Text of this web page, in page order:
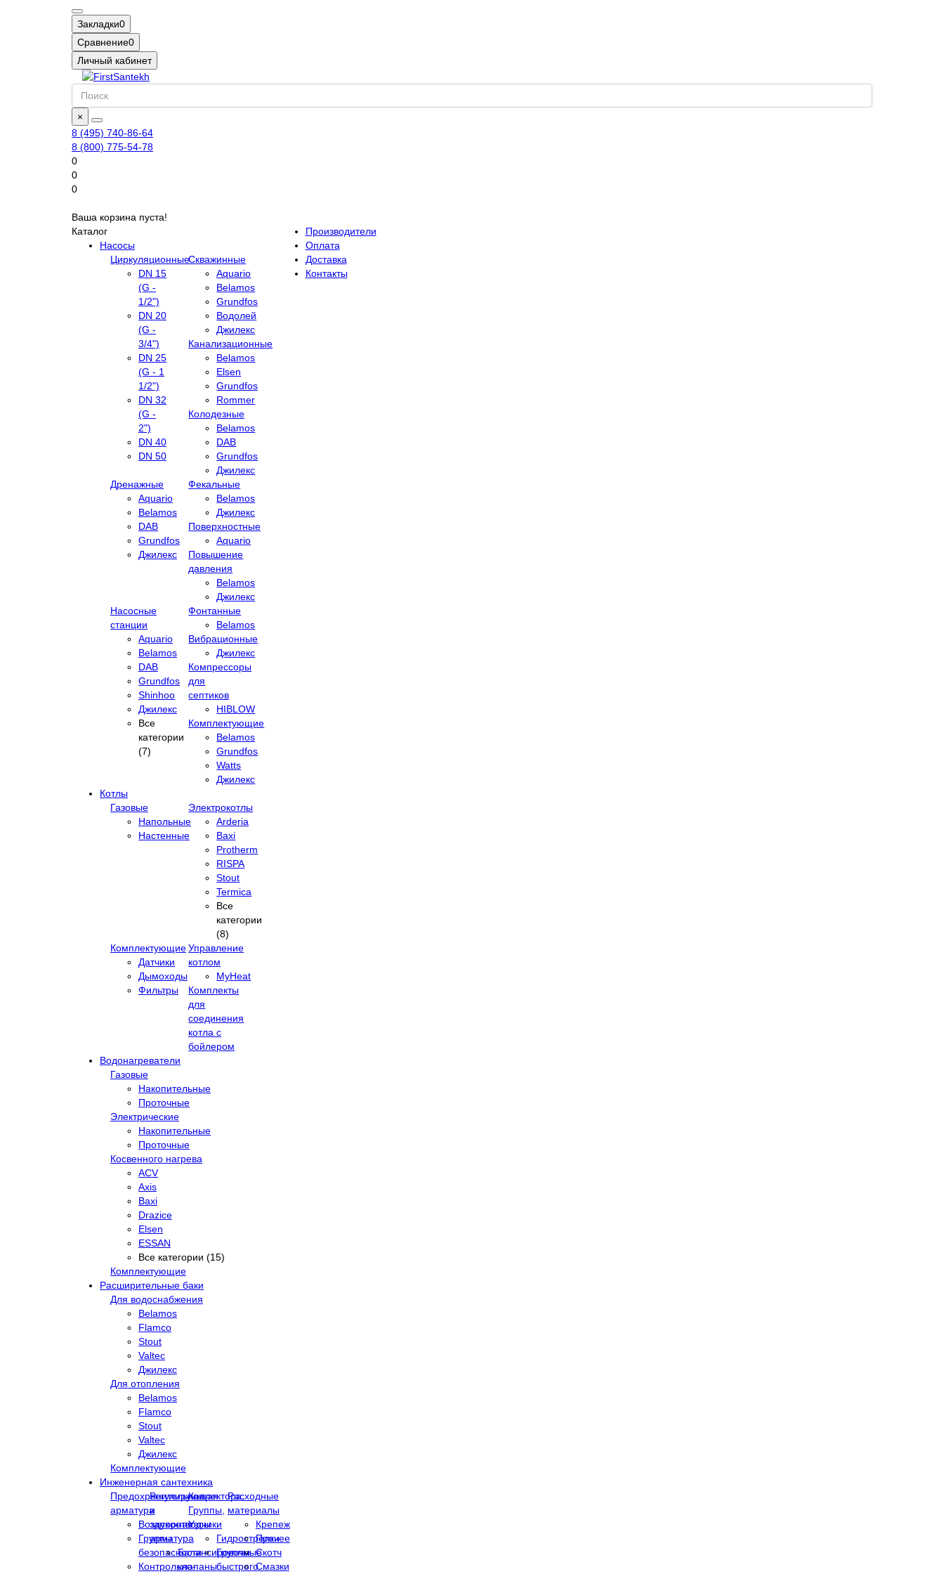
Закладки0
Сравнение0
Личный кабинет
×
8 (495) 740-86-64
8 (800) 775-54-78
0
0
0
Ваша корзина пуста!
Каталог
Насосы
Циркуляционные
DN 15
(G -
1/2")
DN 20
(G -
3/4")
DN 25
(G - 1
1/2")
DN 32
(G -
2")
DN 40
DN 50
Скважинные
Aquario
Belamos
Grundfos
Водолей
Джилекс
Канализационные
Belamos
Elsen
Grundfos
Rommer
Колодезные
Belamos
DAB
Grundfos
Джилекс
Дренажные
Aquario
Belamos
DAB
Grundfos
Джилекс
Фекальные
Belamos
Джилекс
Поверхностные
Aquario
Повышение
давления
Belamos
Джилекс
Насосные
станции
Aquario
Belamos
DAB
Grundfos
Shinhoo
Джилекс
Все
категории
(7)
Фонтанные
Belamos
Вибрационные
Джилекс
Компрессоры
для
септиков
HIBLOW
Комплектующие
Belamos
Grundfos
Watts
Джилекс
Котлы
Газовые
Напольные
Настенные
Электрокотлы
Arderia
Baxi
Protherm
RISPA
Stout
Termica
Все
категории
(8)
Комплектующие
Датчики
Дымоходы
Фильтры
Управление
котлом
MyHeat
Комплекты
для
соединения
котла с
бойлером
Водонагреватели
Газовые
Накопительные
Проточные
Электрические
Накопительные
Проточные
Косвенного нагрева
ACV
Axis
Baxi
Drazice
Elsen
ESSAN
Все категории (15)
Комплектующие
Расширительные баки
Для водоснабжения
Belamos
Flamco
Stout
Valtec
Джилекс
Для отопления
Belamos
Flamco
Stout
Valtec
Джилекс
Комплектующие
Инженерная сантехника
Предохранительная
арматура
Воздухоотводчики
Группы
безопасности
Контрольно-
Регулирующая
и
запорная
арматура
Балансировочные
клапаны
Коллектора,
Группы,
Узлы
Гидрострелки
Группы
быстрого
Расходные
материалы
Крепеж
Прочее
Скотч
Смазки
Производители
Оплата
Доставка
Контакты